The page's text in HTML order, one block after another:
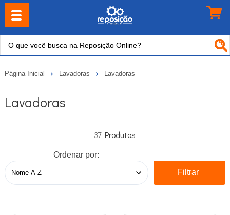
Página Inicial Lavadoras Lavadoras
Lavadoras
37
Ordenar por:
Filtrar